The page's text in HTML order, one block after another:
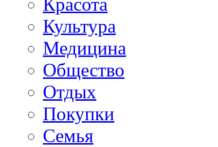
Красота
Культура
Медицина
Общество
Отдых
Покупки
Семья